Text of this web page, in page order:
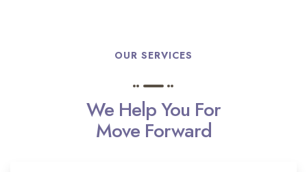
OUR SERVICES
We Help You For
Move Forward